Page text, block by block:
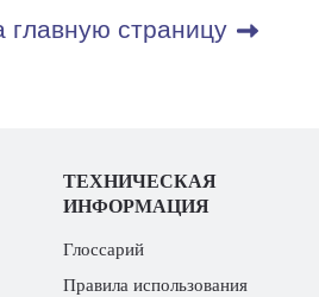
главную страницу
ТЕХНИЧЕСКАЯ
ИНФОРМАЦИЯ
Глоссарий
Правила использования